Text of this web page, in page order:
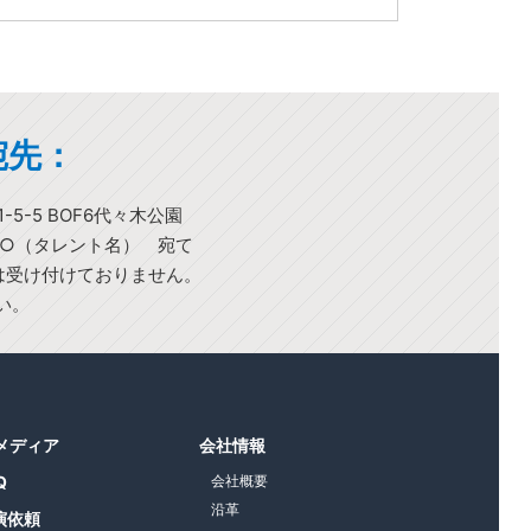
：
5-5 BOF6代々木公園
タレント名） 宛て
け付けておりません。
ディア
依頼
会社情報
会社概要
沿革